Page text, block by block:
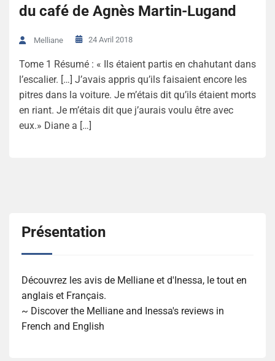
du café de Agnès Martin-Lugand
Melliane 24 Avril 2018
Tome 1 Résumé : « Ils étaient partis en chahutant dans
l’escalier. […] J’avais appris qu’ils faisaient encore les
pitres dans la voiture. Je m’étais dit qu’ils étaient morts
en riant. Je m’étais dit que j’aurais voulu être avec
eux.» Diane a […]
Présentation
Découvrez les avis de Melliane et d'Inessa, le tout en
anglais et Français.
~ Discover the Melliane and Inessa's reviews in
French and English